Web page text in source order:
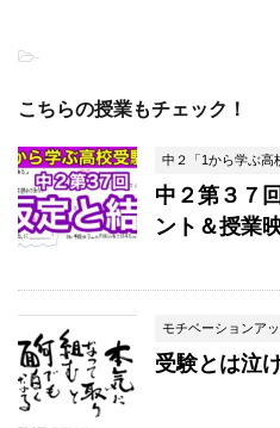
-
こちらの授業もチェック！
中２「1から学ぶ高
中２第３７
ント＆授業
モチベーションア
受験とは泣